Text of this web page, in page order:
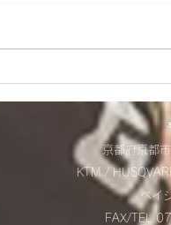
＊明日から
＊
京都府京都
KTM /
ベイ
FAX/TEL